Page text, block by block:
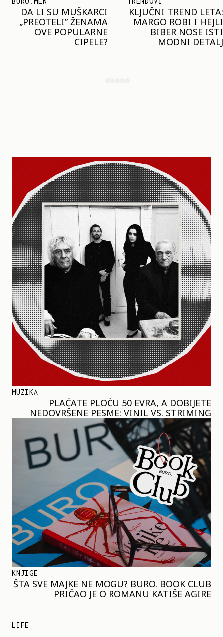
KLJUČNI TREND LETA:
MARGO ROBI I HEJLI
BIBER NOSE ISTI
MODNI DETALJ
JOŠ JE RANO ZA JAKNE
– ALI U RESERVED JE
STIGAO MODEL KOJI
ĆE BITI VELIKI TREND
MUZIKA
PLAĆATE PLOČU 50 EVRA, A DOBIJETE
NEDOVRŠENE PESME: VINIL VS. STRIMING
KNJIGE
ŠTA SVE MAJKE NE MOGU? BURO. BOOK CLUB
PRIČAO JE O ROMANU KATIŠE AGIRE
LIFE